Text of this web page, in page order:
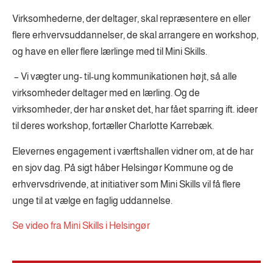
Virksomhederne, der deltager, skal repræsentere en eller
flere erhvervsuddannelser, de skal arrangere en workshop,
og have en eller flere lærlinge med til Mini Skills.
– Vi vægter ung- til-ung kommunikationen højt, så alle
virksomheder deltager med en lærling. Og de
virksomheder, der har ønsket det, har fået sparring ift. ideer
til deres workshop, fortæller Charlotte Karrebæk.
Elevernes engagement i værftshallen vidner om, at de har
en sjov dag. På sigt håber Helsingør Kommune og de
erhvervsdrivende, at initiativer som Mini Skills vil få flere
unge til at vælge en faglig uddannelse.
Se video fra Mini Skills i Helsingør